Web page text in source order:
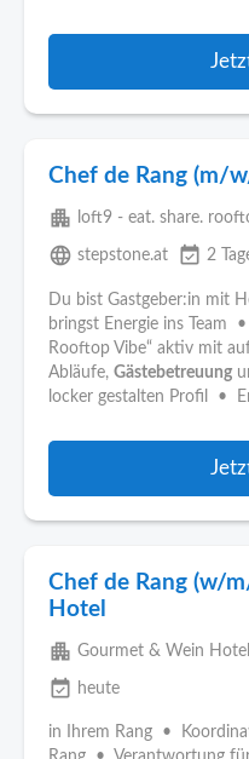
Chef de Rang (m/
apartment loft9 - eat. share.
language stepstone.at event_available 2
Du bist Gastgeber:in mit
bringst Energie ins Team
Rooftop Vibe“ aktiv mit
Abläufe, Gästebetreuung
locker gestalten Profil •
Chef de Rang (w/
Hotel
apartment Gourmet & Wein
event_available heute
in Ihrem Rang •